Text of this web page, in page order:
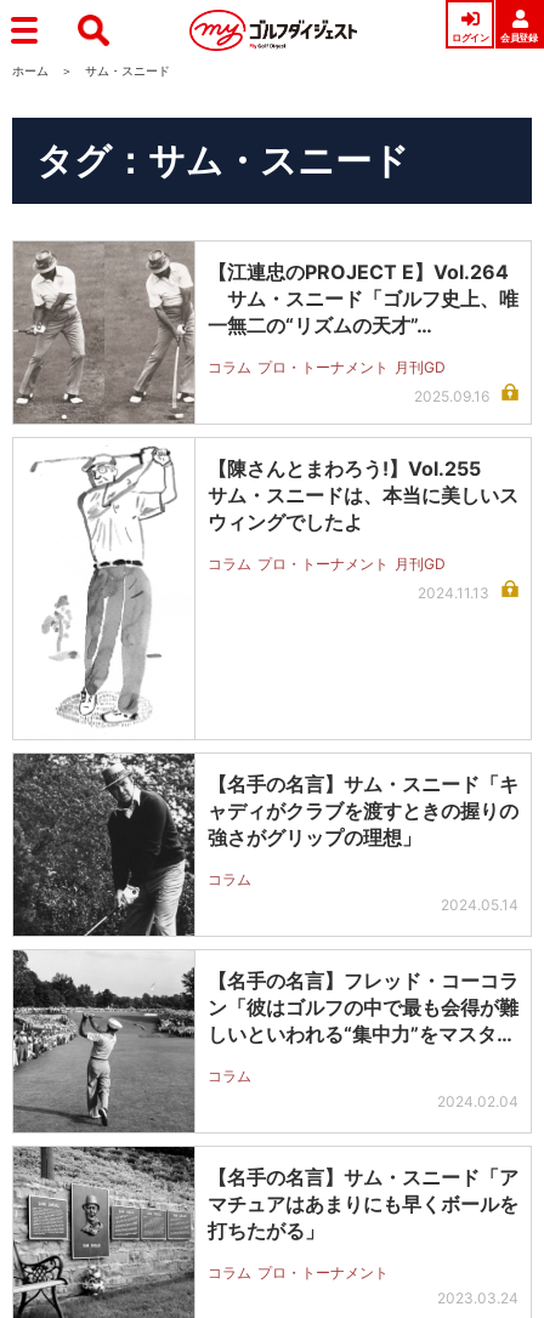
ログイン 会員登録
ホーム サム・スニード
タグ：サム・スニード
【江連忠のPROJECT E】Vol.264
サム・スニード「ゴルフ史上、唯
一無二の“リズムの天才”…
コラム プロ・トーナメント
月刊GD
2025.09.16
【陳さんとまわろう!】Vol.255
サム・スニードは、本当に美しいス
ウィングでしたよ
コラム プロ・トーナメント
月刊GD
2024.11.13
【名手の名言】サム・スニード「キ
ャディがクラブを渡すときの握りの
強さがグリップの理想」
コラム
2024.05.14
【名手の名言】フレッド・コーコラ
ン「彼はゴルフの中で最も会得が難
しいといわれる“集中力”をマスター
コラム
2024.02.04
【名手の名言】サム・スニード「ア
マチュアはあまりにも早くボールを
打ちたがる」
コラム プロ・トーナメント
2023.03.24